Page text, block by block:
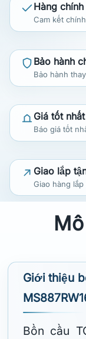
Hàng
Cam kết
Bảo hành
Bảo hành
Giá tốt nhất
Báo giá tốt
Giao lắp
Giao hàng
Giới thiệu
Bồn cầu